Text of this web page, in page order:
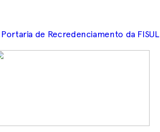
Portaria de Recredenciamento da FISUL